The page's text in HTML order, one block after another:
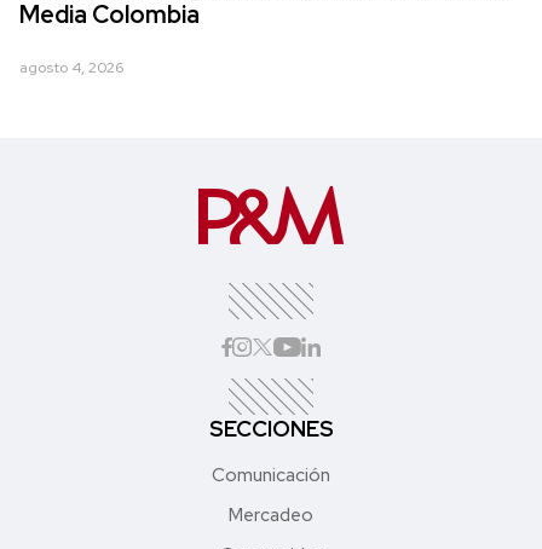
Media Colombia
agosto 4, 2026
SECCIONES
Comunicación
Mercadeo